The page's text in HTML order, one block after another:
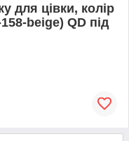
для цівки, колір
beige) QD під